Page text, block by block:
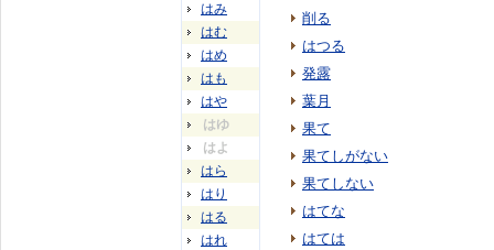
はみ
はむ
はめ
はも
はや
はゆ
はよ
はら
はり
はる
はれ
削る
はつる
発露
葉月
果て
果てしがない
果てしない
はてな
はては